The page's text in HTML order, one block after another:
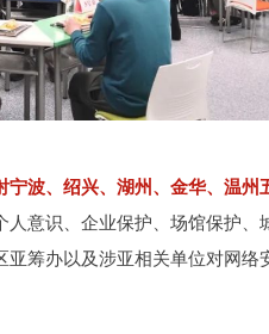
宁波、绍兴、湖州、金华、温州
意识、企业保护、场馆保护、
筹办以及涉亚相关单位对网络